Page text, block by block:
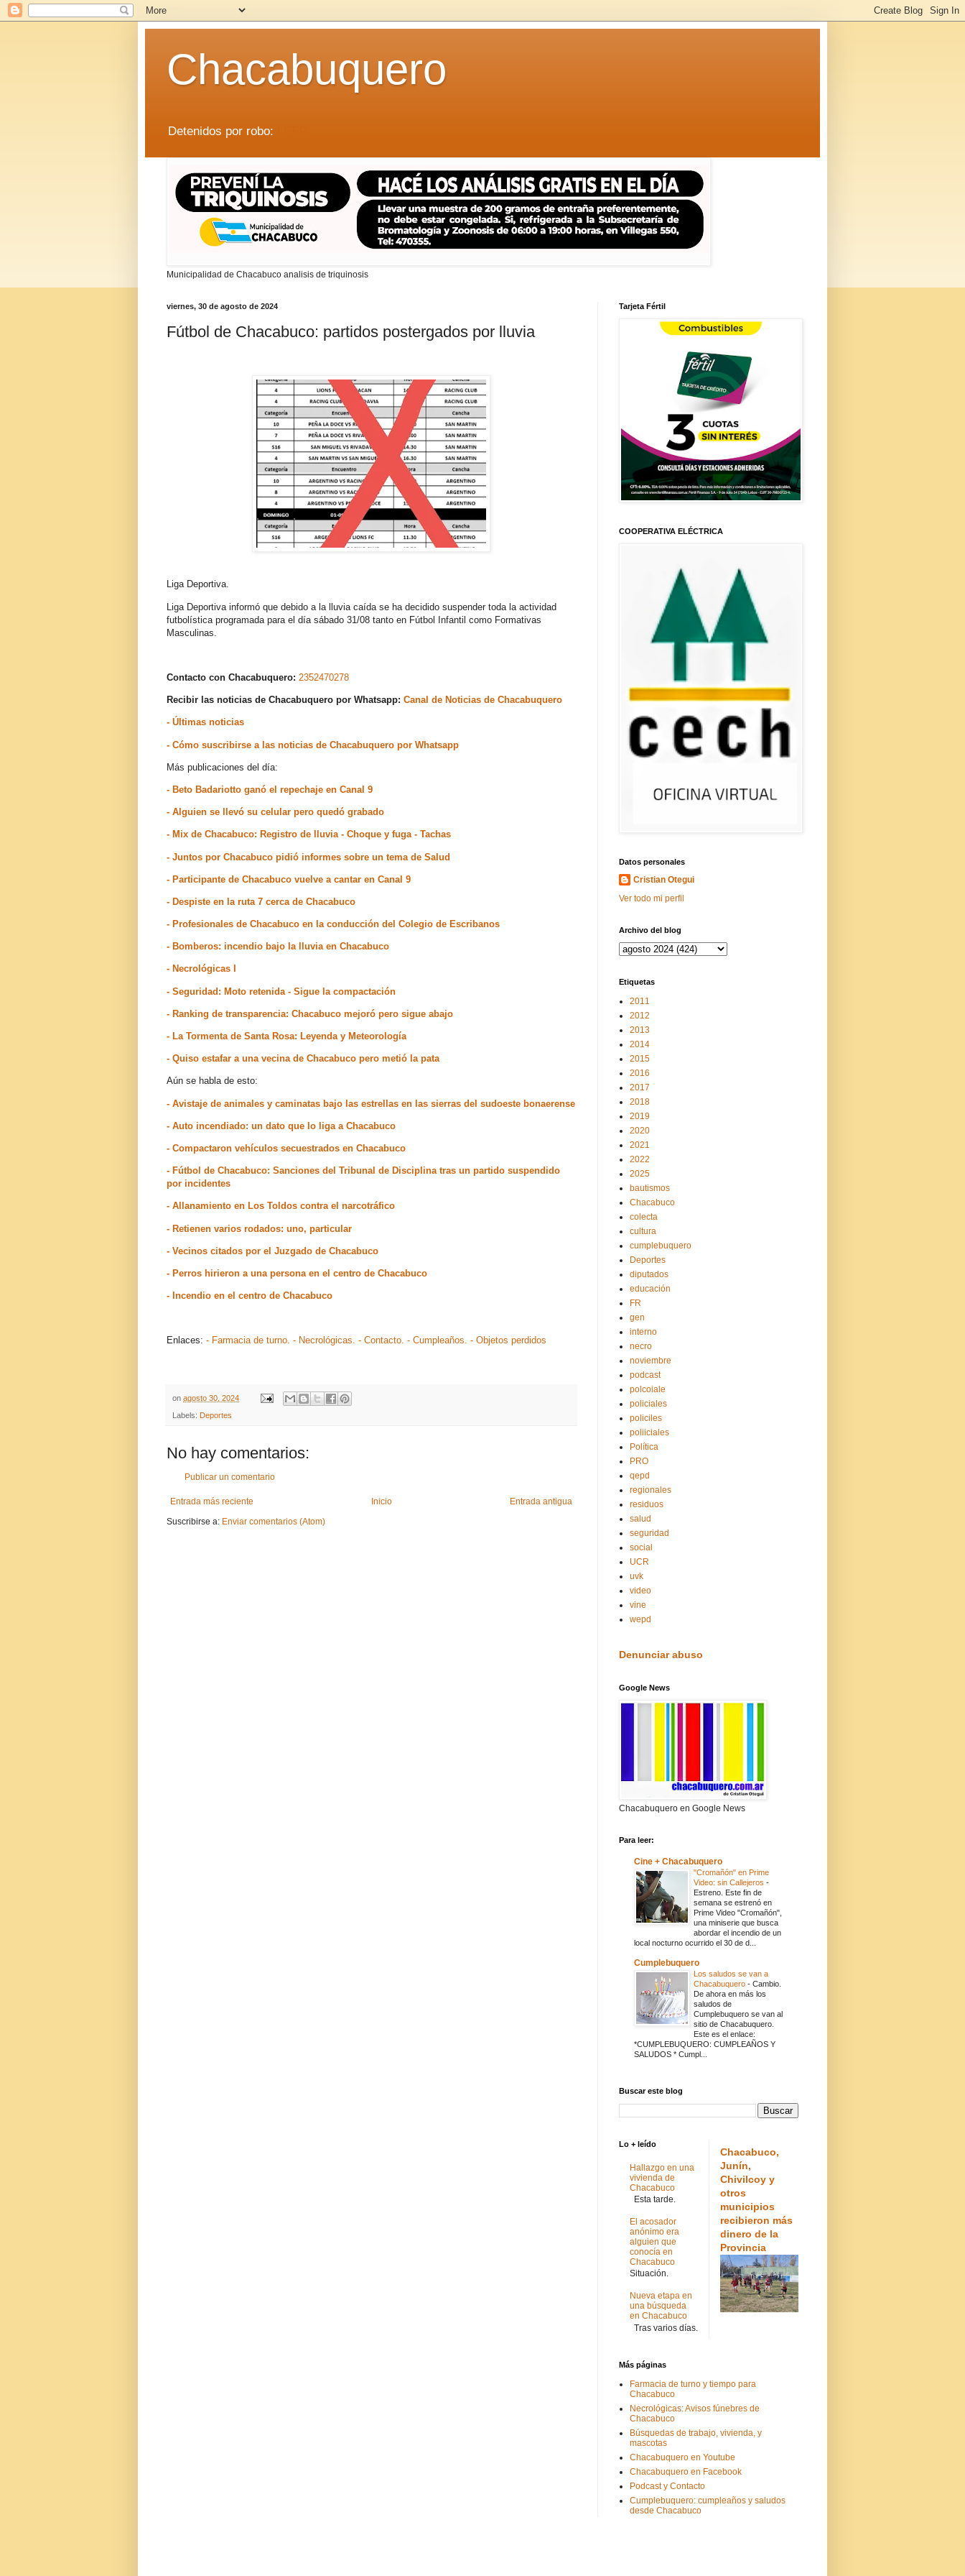
Chacabuquero
Detenidos por robo:
Municipalidad de Chacabuco analisis de triquinosis
viernes, 30 de agosto de 2024
Fútbol de Chacabuco: partidos postergados por lluvia
Liga Deportiva.
Liga Deportiva informó que debido a la lluvia caída se ha decidido suspender toda la actividad
futbolística programada para el día sábado 31/08 tanto en Fútbol Infantil como Formativas
Masculinas.
Contacto con Chacabuquero: 2352470278
Recibir las noticias de Chacabuquero por Whatsapp: Canal de Noticias de Chacabuquero
- Últimas noticias
- Cómo suscribirse a las noticias de Chacabuquero por Whatsapp
Más publicaciones del día:
- Beto Badariotto ganó el repechaje en Canal 9
- Alguien se llevó su celular pero quedó grabado
- Mix de Chacabuco: Registro de lluvia - Choque y fuga - Tachas
- Juntos por Chacabuco pidió informes sobre un tema de Salud
- Participante de Chacabuco vuelve a cantar en Canal 9
- Despiste en la ruta 7 cerca de Chacabuco
- Profesionales de Chacabuco en la conducción del Colegio de Escribanos
- Bomberos: incendio bajo la lluvia en Chacabuco
- Necrológicas I
- Seguridad: Moto retenida - Sigue la compactación
- Ranking de transparencia: Chacabuco mejoró pero sigue abajo
- La Tormenta de Santa Rosa: Leyenda y Meteorología
- Quiso estafar a una vecina de Chacabuco pero metió la pata
Aún se habla de esto:
- Avistaje de animales y caminatas bajo las estrellas en las sierras del sudoeste bonaerense
- Auto incendiado: un dato que lo liga a Chacabuco
- Compactaron vehículos secuestrados en Chacabuco
- Fútbol de Chacabuco: Sanciones del Tribunal de Disciplina tras un partido suspendido
por incidentes
- Allanamiento en Los Toldos contra el narcotráfico
- Retienen varios rodados: uno, particular
- Vecinos citados por el Juzgado de Chacabuco
- Perros hirieron a una persona en el centro de Chacabuco
- Incendio en el centro de Chacabuco
Enlaces: - Farmacia de turno. - Necrológicas. - Contacto. - Cumpleaños. - Objetos perdidos
on agosto 30, 2024
Labels: Deportes
No hay comentarios:
Publicar un comentario
Entrada más reciente Entrada antigua
Inicio
Suscribirse a: Enviar comentarios (Atom)
Tarjeta Fértil
COOPERATIVA ELÉCTRICA
Datos personales
Cristian Otegui
Ver todo mi perfil
Archivo del blog
Etiquetas
2011
2012
2013
2014
2015
2016
2017
2018
2019
2020
2021
2022
2025
bautismos
Chacabuco
colecta
cultura
cumplebuquero
Deportes
diputados
educación
FR
gen
interno
necro
noviembre
podcast
polcoiale
policiales
policiles
poliiciales
Política
PRO
qepd
regionales
residuos
salud
seguridad
social
UCR
uvk
video
vine
wepd
Denunciar abuso
Google News
Chacabuquero en Google News
Para leer:
Cine + Chacabuquero
"Cromañón" en Prime
Video: sin Callejeros -
Estreno. Este fin de
semana se estrenó en
Prime Video "Cromañón",
una miniserie que busca
abordar el incendio de un
local nocturno ocurrido el 30 de d...
Cumplebuquero
Los saludos se van a
Chacabuquero - Cambio.
De ahora en más los
saludos de
Cumplebuquero se van al
sitio de Chacabuquero.
Este es el enlace:
*CUMPLEBUQUERO: CUMPLEAÑOS Y
SALUDOS * Cumpl...
Buscar este blog
Lo + leído
Hallazgo en una
vivienda de
Chacabuco
Esta tarde.
El acosador
anónimo era
alguien que
conocía en
Chacabuco
Situación.
Nueva etapa en
una búsqueda
en Chacabuco
Tras varios días.
Chacabuco,
Junín,
Chivilcoy y
otros
municipios
recibieron más
dinero de la
Provincia
Más páginas
Farmacia de turno y tiempo para
Chacabuco
Necrológicas: Avisos fúnebres de
Chacabuco
Búsquedas de trabajo, vivienda, y
mascotas
Chacabuquero en Youtube
Chacabuquero en Facebook
Podcast y Contacto
Cumplebuquero: cumpleaños y saludos
desde Chacabuco